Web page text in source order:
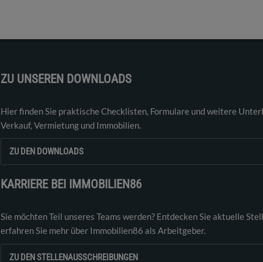
ZU UNSEREN DOWNLOADS
Hier finden Sie praktische Checklisten, Formulare und weitere
Verkauf, Vermietung und Immobilien.
ZU DEN DOWNLOADS
KARRIERE BEI IMMOBILIEN86
Sie möchten Teil unseres Teams werden? Entdecken Sie aktuelle
erfahren Sie mehr über Immobilien86 als Arbeitgeber.
ZU DEN STELLENAUSSCHREIBUNGEN